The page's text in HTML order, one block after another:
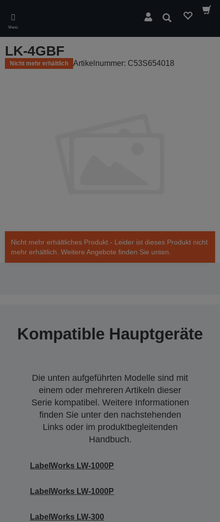
main
content
Menü
Suchen
LK-4GBF
Nicht mehr erhältlich Artikelnummer: C53S654018
Nicht mehr erhältliches Produkt - Leider ist dieses Produkt nicht
mehr erhältlich. Weitere Angebote finden Sie unten.
Kompatible Hauptgeräte
Die unten aufgeführten Modelle sind mit
einem oder mehreren Artikeln dieser
Serie kompatibel. Weitere Informationen
finden Sie unter den nachstehenden
Links oder im produktbegleitenden
Handbuch.
LabelWorks LW-1000P
LabelWorks LW-1000P
LabelWorks LW-300